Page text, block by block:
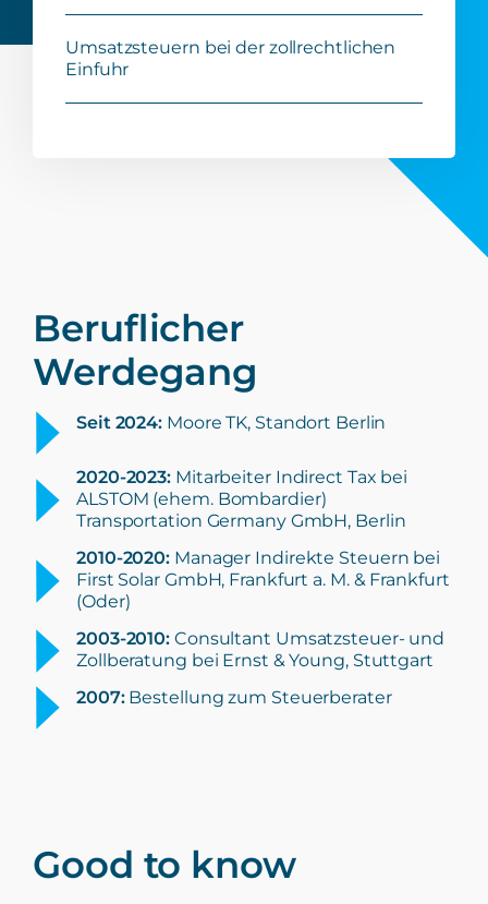
Umsatzsteuern bei der zollrechtlichen
Einfuhr
Beruflicher
Werdegang
Seit 2024: Moore TK, Standort Berlin
2020-2023: Mitarbeiter Indirect Tax bei
ALSTOM (ehem. Bombardier)
Transportation Germany GmbH, Berlin
2010-2020: Manager Indirekte Steuern bei
First Solar GmbH, Frankfurt a. M. & Frankfurt
(Oder)
2003-2010: Consultant Umsatzsteuer- und
Zollberatung bei Ernst & Young, Stuttgart
2007: Bestellung zum Steuerberater
Good to know